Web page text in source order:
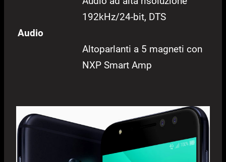
Audio
192kHz/24-bit, DTS
Altoparlanti a 5 magneti con
NXP Smart Amp